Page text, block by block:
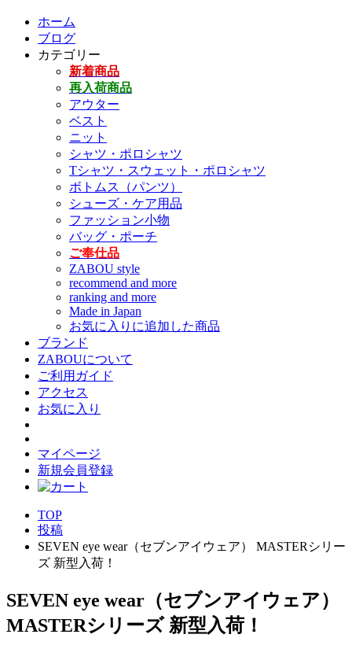
ホーム
ブログ
カテゴリー
新着商品
再入荷商品
アウター
ベスト
ニット
シャツ・ポロシャツ
Tシャツ・スウェット・ポロシャツ
ボトムス（パンツ）
シューズ・ケア用品
ファッション小物
バッグ・ポーチ
ご奉仕品
ZABOU style
recommend and more
ranking and more
Made in Japan
お気に入りに追加した商品
ブランド
ZABOUについて
ご利用ガイド
アクセス
お気に入り
マイページ
新規会員登録
TOP
投稿
SEVEN eye wear（セブンアイウェア） MASTERシリー
ズ 新型入荷！
SEVEN eye wear（セブンアイウェア）
MASTERシリーズ 新型入荷！